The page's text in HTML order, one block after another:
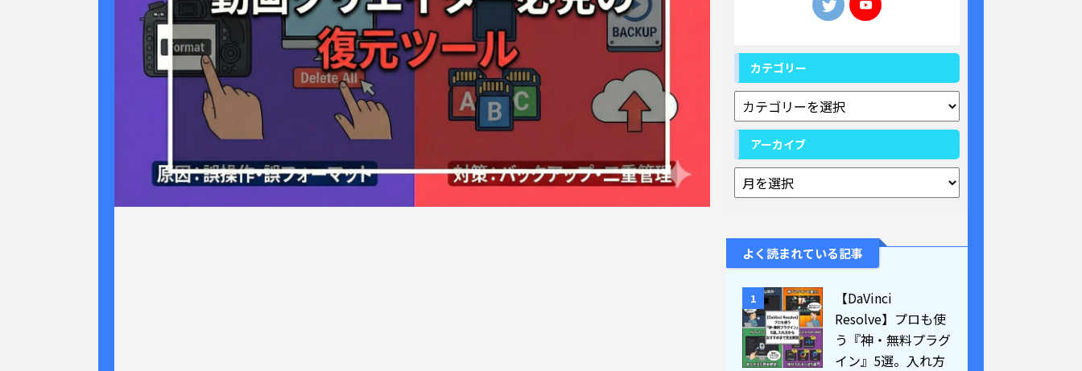
カテゴリー
アーカイブ
よく読まれている記事
1
【DaVinci
Resolve】プロも使
う『神・無料プラグ
イン』5選。入れ方